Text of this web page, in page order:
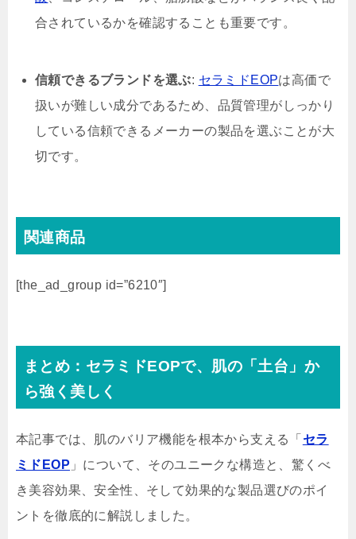
合されているかを確認することも重要です。
信頼できるブランドを選ぶ: セラミドEOPは高価で
扱いが難しい成分であるため、品質管理がしっかり
している信頼できるメーカーの製品を選ぶことが大
切です。
関連商品
[the_ad_group id=”6210″]
まとめ：セラミドEOPで、肌の「土台」か
ら強く美しく
本記事では、肌のバリア機能を根本から支える「 セラ
ミドEOP 」について、そのユニークな構造と、驚くべ
き美容効果、安全性、そして効果的な製品選びのポイ
ントを徹底的に解説しました。